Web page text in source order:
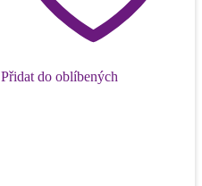
Přidat do oblíbených